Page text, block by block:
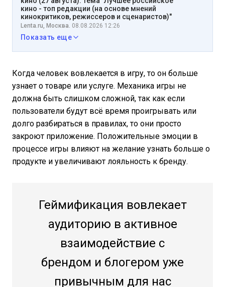
кино - топ редакции (на основе мнений
кинокритиков, режиссеров и сценаристов)"
Lenta.ru, Москва. 08.08.2026 12:26
Показать еще
Когда человек вовлекается в игру, то он больше
узнает о товаре или услуге. Механика игры не
должна быть слишком сложной, так как если
пользователи будут всё время проигрывать или
долго разбираться в правилах, то они просто
закроют приложение. Положительные эмоции в
процессе игры влияют на желание узнать больше о
продукте и увеличивают лояльность к бренду.
Геймификация вовлекает
аудиторию в активное
взаимодействие с
брендом и блогером уже
привычным для нас